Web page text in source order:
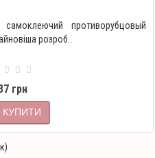
противорубцовый
розроб..
грн
КУПИТИ